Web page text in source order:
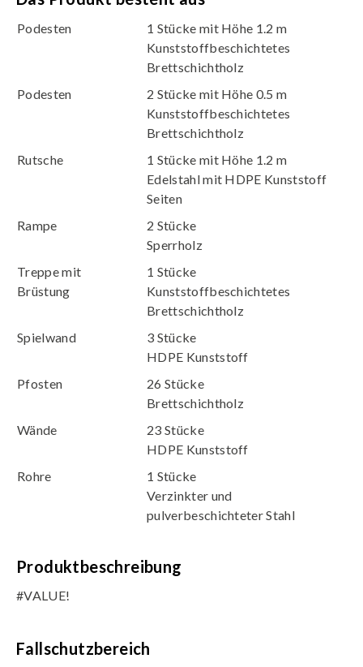
Podesten
1 Stücke mit Höhe 1.2 m
Kunststoffbeschichtetes
Brettschichtholz
Podesten
2 Stücke mit Höhe 0.5 m
Kunststoffbeschichtetes
Brettschichtholz
Rutsche
1 Stücke mit Höhe 1.2 m
Edelstahl mit HDPE Kunststoff
Seiten
Rampe
2 Stücke
Sperrholz
Treppe mit
Brüstung
1 Stücke
Kunststoffbeschichtetes
Brettschichtholz
Spielwand
3 Stücke
HDPE Kunststoff
Pfosten
26 Stücke
Brettschichtholz
Wände
23 Stücke
HDPE Kunststoff
Rohre
1 Stücke
Verzinkter und
pulverbeschichteter Stahl
Produktbeschreibung
#VALUE!
Fallschutzbereich